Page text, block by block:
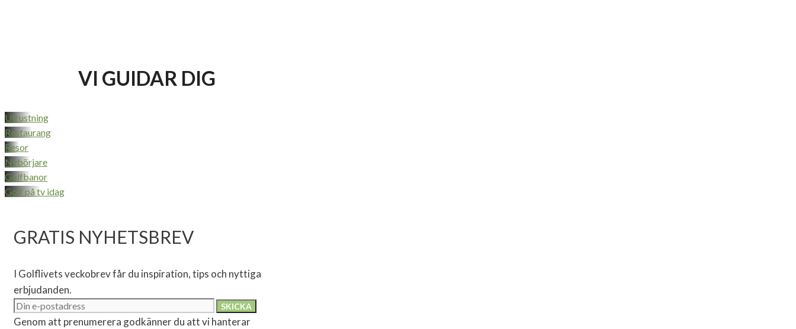
VI GUIDAR DIG
Utrustning
Restaurang
Resor
Nybörjare
Golfbanor
Golf på tv idag
GRATIS NYHETSBREV
I Golflivets veckobrev får du inspiration, tips och nyttiga
erbjudanden.
Genom att prenumerera godkänner du att vi hanterar